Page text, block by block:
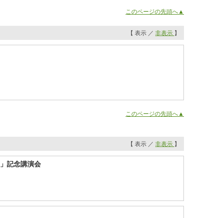
このページの先頭へ▲
【 表示 ／ 非表示 】
このページの先頭へ▲
【 表示 ／ 非表示 】
記念講演会